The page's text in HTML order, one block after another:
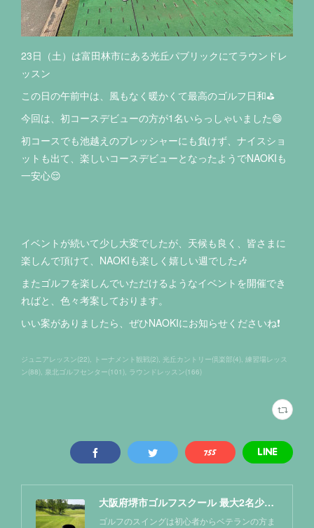
23日（土）は富田林市にある光丘パブリックにてラウンドレ
ッスン
この日の午前中は、風もなく暖かくて最高のゴルフ日和⛳️
今回は、初コースデビューの方が1名いらっしゃいました😄
初コースでも池越えのプレッシャーにも負けず、ナイスショ
ットも出て、楽しいコースデビューとなったようでNAOKIも
一安心😌
イベントが続いて少し大変でしたが、天候も良く、皆さまに
楽しんで頂けて、NAOKIも楽しく嬉しい週でした🎶
またゴルフを楽しんでいただけるようなイベントを開催でき
ればと、色々考案しております。
いい案がありましたら、ぜひNAOKIにお知らせくださいね❗️
ジュニアレッスン(22) トーナメント観戦(2) 光丘カントリー倶楽部(4) 練習場レッス
ン(88) 泉北ゴルフセンター(101) ラウンドレッスン(166)
大阪府堺市ゴルフスクール 最大2名少人数レッスン NAOKIゴルフ塾
ゴルフのスイングは初心者からベテランの方ま